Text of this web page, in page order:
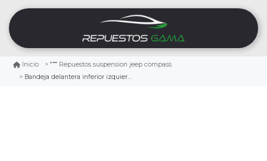
Inicio
Repuestos suspension jeep compass
Bandeja delantera inferior izquierda jeep compass 2.4 2007/2017